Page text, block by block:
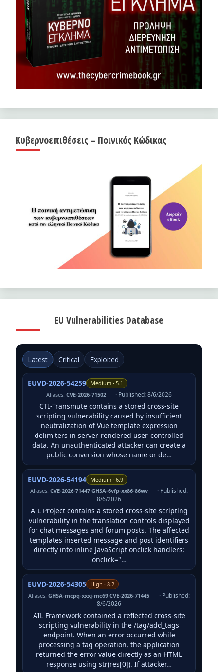
Κυβερνοεπιθέσεις – Ποινικός Κώδικας
EU Vulnerabilities Database
Latest Critical Exploited
EUVD-2026-54259
Medium · 5.1
Aliases: CVE-2026-71502 · Published: 8/6/2026
CTI-Transmute contains a stored cross-site
scripting vulnerability caused by insufficient
neutralization of Vue template expression
delimiters in server-rendered user-controlled
data. An unauthenticated attacker can create a
public conversion whose name or de…
EUVD-2026-54194
Medium · 6.9
Aliases: CVE-2026-71447 GHSA-6vfp-xx86-86wv
· Published:
8/6/2026
AIL Project contains a stored cross-site scripting
vulnerability in the translation controls displayed
for chat messages and forum posts. The affected
templates inserted message and post identifiers
directly into inline JavaScript onclick handlers:
onclick="…
EUVD-2026-54305
High · 8.2
Aliases:GHSA-mcpq-xxxj-mc69 CVE-2026-71445
· Published:
8/6/2026
AIL Framework contained a reflected cross-site
scripting vulnerability in the /tag/add_tags
endpoint. When an error occurred while
processing a tag operation, the application
returned the error value directly as an HTML
response using str(res[0]). If attacker…